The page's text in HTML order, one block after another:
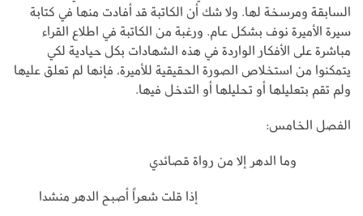
السابقة ومرسخة لها. ولا شك أن الكاتبة قد أفادت منها في كتابة
سيرة الأميرة نوف بشكل عام. ورغبة من الكاتبة في اطلاع القراء
مباشرة على الأفكار الواردة في هذه الشهادات بكل حيادية لكي
يتمكنوا من استخلاص الصورة الحقيقية للأميرة، فإنها لم تعلق عليها
ولم تقم بتعليلها أو تحليلها أو التدخل فيها.
الفصل الخامس:
وما الدهر إلا من رواة قصائدي
إذا قلت شعراً أصبح الدهر منشدا